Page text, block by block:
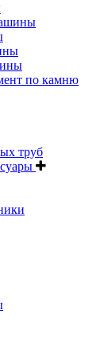
по камню
труб